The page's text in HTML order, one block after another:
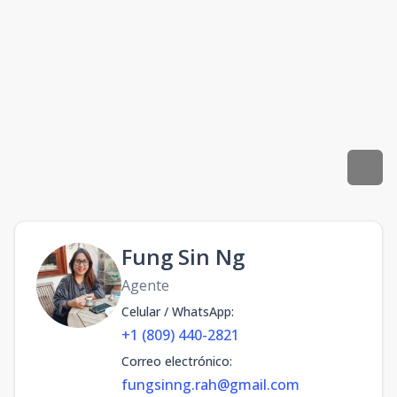
Fung Sin Ng
Agente
Celular / WhatsApp:
+1 (809) 440-2821
Correo electrónico:
fungsinng.rah@gmail.com